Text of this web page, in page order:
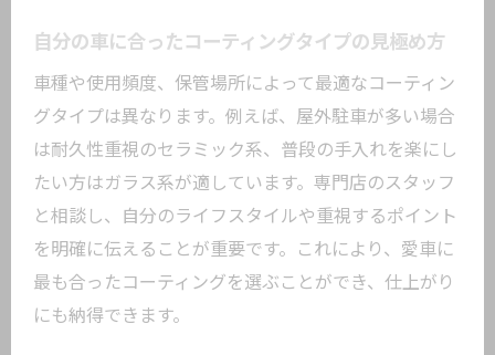
自分の車に合ったコーティングタイプの見極め方
車種や使用頻度、保管場所によって最適なコーティン
グタイプは異なります。例えば、屋外駐車が多い場合
は耐久性重視のセラミック系、普段の手入れを楽にし
たい方はガラス系が適しています。専門店のスタッフ
と相談し、自分のライフスタイルや重視するポイント
を明確に伝えることが重要です。これにより、愛車に
最も合ったコーティングを選ぶことができ、仕上がり
にも納得できます。